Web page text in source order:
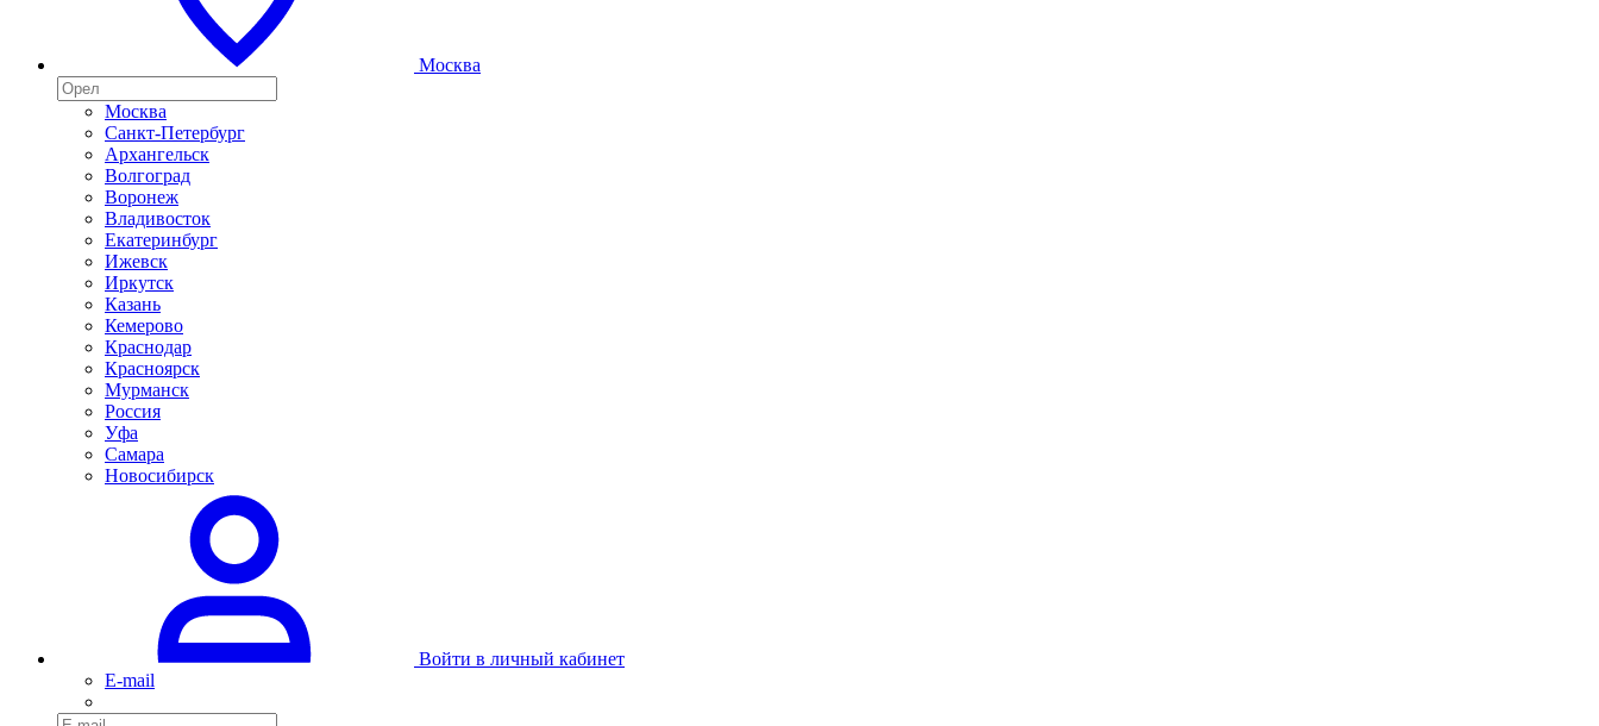
Москва
Москва
Санкт-Петербург
Архангельск
Волгоград
Воронеж
Владивосток
Екатеринбург
Ижевск
Иркутск
Казань
Кемерово
Краснодар
Красноярск
Мурманск
Россия
Уфа
Самара
Новосибирск
Войти в личный кабинет
E-mail